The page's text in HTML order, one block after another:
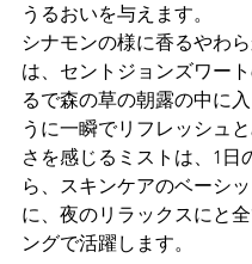
うるおいを与えます。
シナモンの様に香るやわ
は、セントジョンズワー
るで森の草の朝露の中に
うに一瞬でリフレッシュ
さを感じるミストは、1日
ら、スキンケアのベーシ
に、夜のリラックスにと
ングで活躍します。